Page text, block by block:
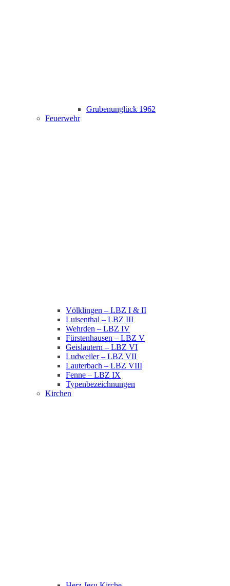
Grubenunglück 1962
Feuerwehr
Völklingen – LBZ I & II
Luisenthal – LBZ III
Wehrden – LBZ IV
Fürstenhausen – LBZ V
Geislautern – LBZ VI
Ludweiler – LBZ VII
Lauterbach – LBZ VIII
Fenne – LBZ IX
Typenbezeichnungen
Kirchen